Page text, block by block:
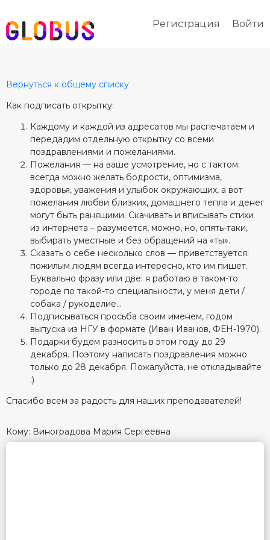
Регистрация Войти
Вернуться к общему списку
Как подписать открытку:
Каждому и каждой из адресатов мы распечатаем и
передадим отдельную открытку со всеми
поздравлениями и пожеланиями.
Пожелания — на ваше усмотрение, но с тактом:
всегда можно желать бодрости, оптимизма,
здоровья, уважения и улыбок окружающих, а вот
пожелания любви близких, домашнего тепла и денег
могут быть ранящими. Скачивать и вписывать стихи
из интернета – разумеется, можно, но, опять-таки,
выбирать уместные и без обращений на «ты».
Сказать о себе несколько слов — приветствуется:
пожилым людям всегда интересно, кто им пишет.
Буквально фразу или две: я работаю в таком-то
городе по такой-то специальности, у меня дети /
собака / рукоделие…
Подписываться просьба своим именем, годом
выпуска из НГУ в формате (Иван Иванов, ФЕН-1970).
Подарки будем разносить в этом году до 29
декабря. Поэтому написать поздравления можно
только до 28 декабря. Пожалуйста, не откладывайте
:)
Спасибо всем за радость для наших преподавателей!
Кому: Виноградова Мария Сергеевна